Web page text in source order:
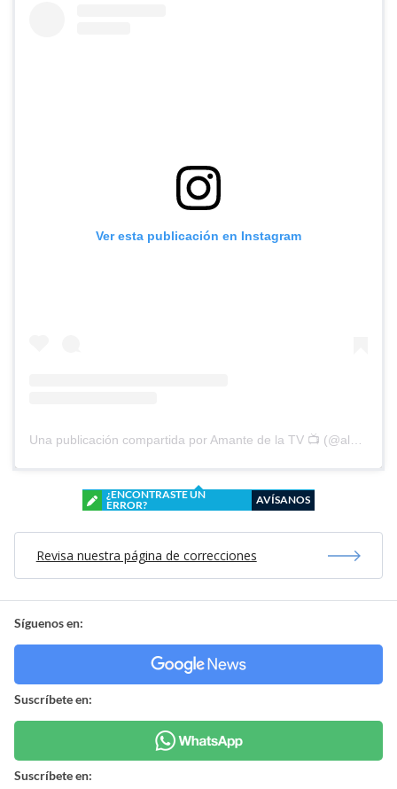
Ver esta publicación en Instagram
Una publicación compartida por Amante de la TV 📺 (@alguien_te_observa)
¿ENCONTRASTE UN
ERROR?
AVÍSANOS
Revisa nuestra página de correcciones
Síguenos en:
Suscríbete en:
Suscríbete en: